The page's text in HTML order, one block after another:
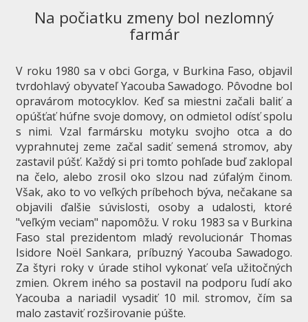
Na počiatku zmeny bol nezlomný
farmár
V roku 1980 sa v obci Gorga, v Burkina Faso, objavil
tvrdohlavý obyvateľ Yacouba Sawadogo. Pôvodne bol
opravárom motocyklov. Keď sa miestni začali baliť a
opúšťať húfne svoje domovy, on odmietol odísť spolu
s nimi. Vzal farmársku motyku svojho otca a do
vyprahnutej zeme začal sadiť semená stromov, aby
zastavil púšť. Každý si pri tomto pohľade buď zaklopal
na čelo, alebo zrosil oko slzou nad zúfalým činom.
Však, ako to vo veľkých príbehoch býva, nečakane sa
objavili ďalšie súvislosti, osoby a udalosti, ktoré
"veľkým veciam" napomôžu. V roku 1983 sa v Burkina
Faso stal prezidentom mladý revolucionár Thomas
Isidore Noël Sankara, príbuzný Yacouba Sawadogo.
Za štyri roky v úrade stihol vykonať veľa užitočných
zmien. Okrem iného sa postavil na podporu ľudí ako
Yacouba a nariadil vysadiť 10 mil. stromov, čím sa
malo zastaviť rozširovanie púšte.